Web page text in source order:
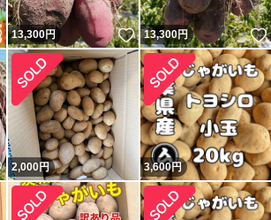
いいね！
13,300円 いいね！
13,300円
いいね！
2,000円 3,600円